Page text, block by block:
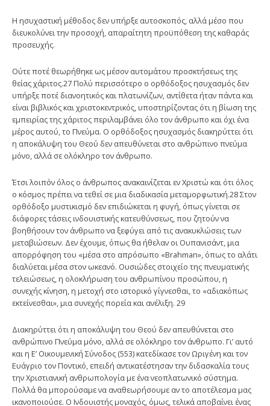
Η ησυχαστική μέθοδος δεν υπήρξε αυτοσκοπός, αλλά μέσο που
διευκολύνει την προσοχή, απαραίτητη προϋπόθεση της καθαράς
προσευχής.
Ούτε ποτέ θεωρήθηκε ως μέσον αυτομάτου προσκτήσεως της
θείας χάριτος.27 Πολύ περισσότερο ο ορθόδοξος ησυχασμός δεν
υπήρξε ποτέ διανοητικός και πλατωνίζων, αντίθετα ήταν πάντα και
είναι βιβλικός και χριστοκεντρικός, υποστηρίζοντας ότι η βίωση της
εμπειρίας της χάριτος περιλαμβάνει όλο τον άνθρωπο και όχι ένα
μέρος αυτού, το Πνεύμα. Ο ορθόδοξος ησυχασμός διακηρύττει ότι
η αποκάλυψη του Θεού δεν απευθύνεται στο ανθρώπινο πνεύμα
μόνο, αλλά σε ολόκληρο τον άνθρωπο.
Έτσι λοιπόν όλος ο άνθρωπος ανακαινίζεται εν Χριστώ και ότι όλος
ο κόσμος πρέπει να τεθεί σε μια διαδικασία μεταμορφωτική.28 Στον
ορθόδοξο μυστικισμό δεν επιδιώκεται η φυγή, όπως γίνεται σε
διάφορες τάσεις ινδουιστικής κατευθύνσεως, που ζητούν να
βοηθήσουν τον άνθρωπο να ξεφύγει από τις ανακυκλώσεις των
μεταβιώσεων. Δεν έχουμε, όπως θα ήθελαν οι Ουπανισάντ, μια
απορρόφηση του «μέσα στο απρόσωπο «Brahman», όπως το αλάτι
διαλύεται μέσα στον ωκεανό. Ουσιώδες στοιχείο της πνευματικής
τελειώσεως, η ολοκλήρωση του ανθρωπίνου προσώπου, η
συνεχής κίνηση, η μετοχή στο ιστορικό γίγνεσθαι, το «αδιακόπως
εκτείνεσθαι», μια συνεχής πορεία και ανέλιξη. 29
Διακηρύττει ότι η αποκάλυψη του Θεού δεν απευθύνεται στο
ανθρώπινο Πνεύμα μόνο, αλλά σε ολόκληρο τον άνθρωπο. Γι’ αυτό
και η Ε’ Οικουμενική Σύνοδος (553) κατεδίκασε τον Ωριγένη και τον
Ευάγριο τον Ποντικό, επειδή αντικατέστησαν την διδασκαλία τους
την Χριστιανική ανθρωπολογία με ένα νεοπλατωνικό σύστημα.
Πολλά θα μπορούσαμε να αναθεωρήσουμε αν το αποτέλεσμα μας
ικανοποιούσε. Ο Ινδουιστής μοναχός, όμως, τελικά αποβαίνει ένας